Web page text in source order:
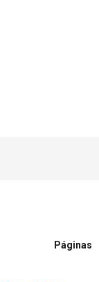
Páginas